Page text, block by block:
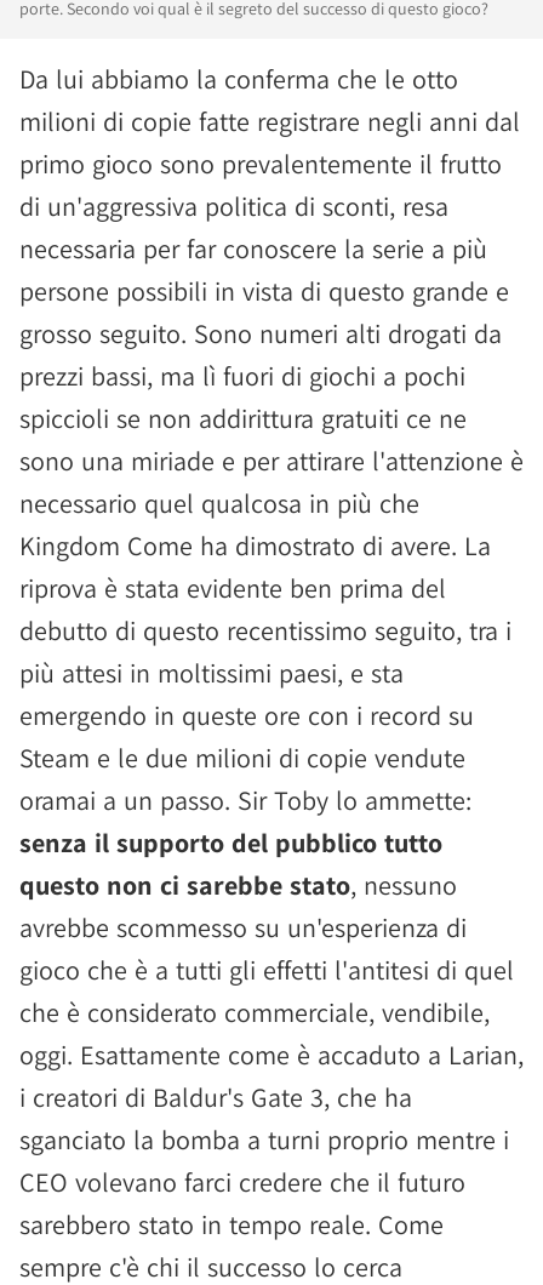
porte. Secondo voi qual è il segreto del successo di questo gioco?
Da lui abbiamo la conferma che le otto
milioni di copie fatte registrare negli anni dal
primo gioco sono prevalentemente il frutto
di un'aggressiva politica di sconti, resa
necessaria per far conoscere la serie a più
persone possibili in vista di questo grande e
grosso seguito. Sono numeri alti drogati da
prezzi bassi, ma lì fuori di giochi a pochi
spiccioli se non addirittura gratuiti ce ne
sono una miriade e per attirare l'attenzione è
necessario quel qualcosa in più che
Kingdom Come ha dimostrato di avere. La
riprova è stata evidente ben prima del
debutto di questo recentissimo seguito, tra i
più attesi in moltissimi paesi, e sta
emergendo in queste ore con i record su
Steam e le due milioni di copie vendute
oramai a un passo. Sir Toby lo ammette:
senza il supporto del pubblico tutto
questo non ci sarebbe stato, nessuno
avrebbe scommesso su un'esperienza di
gioco che è a tutti gli effetti l'antitesi di quel
che è considerato commerciale, vendibile,
oggi. Esattamente come è accaduto a Larian,
i creatori di Baldur's Gate 3, che ha
sganciato la bomba a turni proprio mentre i
CEO volevano farci credere che il futuro
sarebbero stato in tempo reale. Come
sempre c'è chi il successo lo cerca